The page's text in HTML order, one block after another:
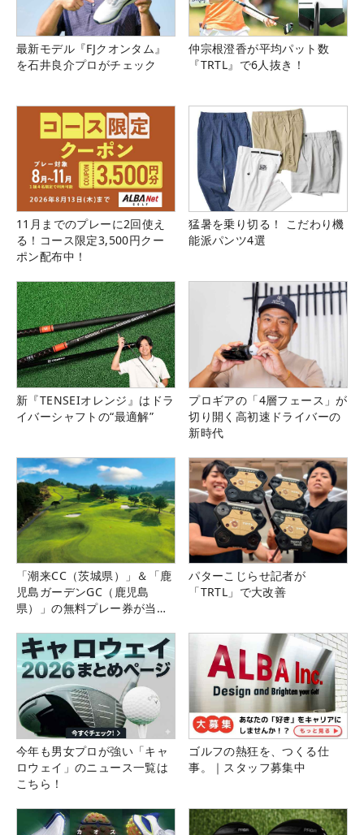
最新モデル『FJクオンタム』
を石井良介プロがチェック
仲宗根澄香が平均パット数
『TRTL』で6人抜き！
11月までのプレーに2回使え
る！コース限定3,500円クー
ポン配布中！
猛暑を乗り切る！ こだわり機
能派パンツ4選
新『TENSEIオレンジ』はドラ
イバーシャフトの“最適解”
プロギアの「4層フェース」が
切り開く高初速ドライバーの
新時代
「潮来CC（茨城県）」＆「鹿
児島ガーデンGC（鹿児島
県）」の無料プレー券が当た
パターこじらせ記者が
「TRTL」で大改善
今年も男女プロが強い「キャ
ロウェイ」のニュース一覧は
こちら！
ゴルフの熱狂を、つくる仕
事。｜スタッフ募集中